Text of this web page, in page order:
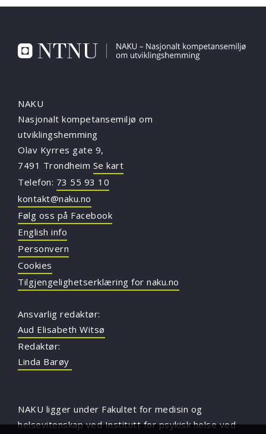
NAKU
Nasjonalt kompetansemiljø om
utviklingshemming
Olav Kyrres gate 9,
7491 Trondheim Se kart
Telefon: 73 55 93 10
kontakt@naku.no
Følg oss på Facebook
English info
Personvern
Cookies
Tilgjengelighetserklæring for naku.no
Ansvarlig redaktør:
Aud Elisabeth Witsø
Redaktør:
Linda Barøy
NAKU ligger under Fakultet for medisin og
helsevitenskap ved Institutt for psykisk helse ved